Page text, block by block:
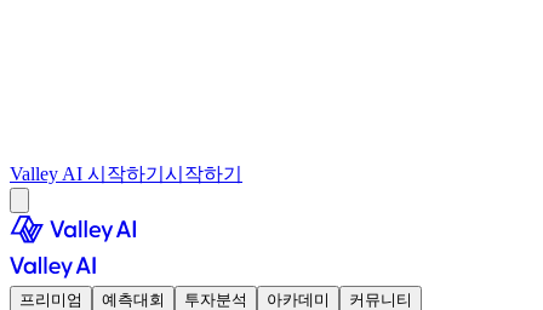
Valley AI 시작하기 시작하기
프리미엄 예측대회 투자분석 아카데미 커뮤니티